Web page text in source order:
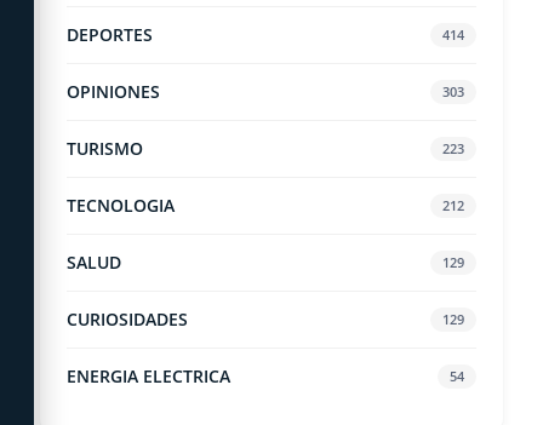
DEPORTES 414
OPINIONES 303
TURISMO 223
TECNOLOGIA 212
SALUD 129
CURIOSIDADES 129
ENERGIA ELECTRICA 54